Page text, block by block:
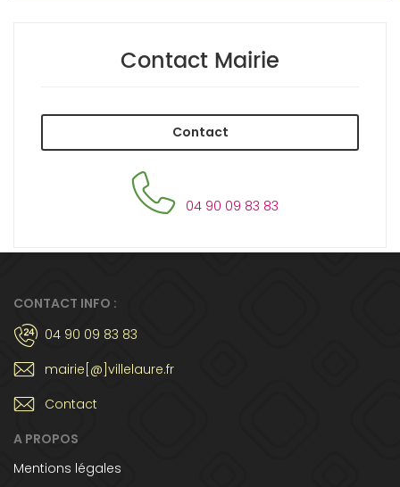
Contact Mairie
Contact
04 90 09 83 83
CONTACT INFO :
04 90 09 83 83
mairie[@]villelaure.fr
Contact
A PROPOS
Mentions légales